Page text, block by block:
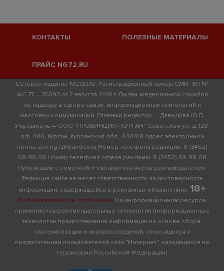
КОНТАКТЫ ПОЛЕЗНЫЕ МАТЕРИАЛЫ
ПРАЙС NG72.RU
Сетевое издание NG72.RU. Регистрационный номер СМИ: ЭЛ №
ФС 77 — 76393 от 2 августа 2019 г. Выдан Федеральной службой
по надзору в сфере связи, информационных технологий и
массовых коммуникаций. Главный редактор — Давыдова Ю.В.
Учредитель — ООО "ПРОВИНЦИЯ - КУРГАН" Советская ул., д. 128,
оф. 406, Курган, Курганская обл., 640018 Адрес электронной
почты: zen.ng72@yandex.ru Номер телефона редакции: 8 (3452)
69-98-08 Номер телефона отдела рекламы: 8 (3452) 69-98-08
Публикации с пометкой «Реклама» оплачены рекламодателем.
Редакция сайта не несет ответственности за достоверность
информации, содержащейся в рекламных объявлениях. 18+
Пользовательское соглашение На информационном ресурсе
применяются рекомендательные технологии (информационные
технологии предоставления информации на основе сбора,
систематизации и анализа сведений, относящихся к
предпочтениям пользователей сети "Интернет", находящихся на
территории Российской Федерации)